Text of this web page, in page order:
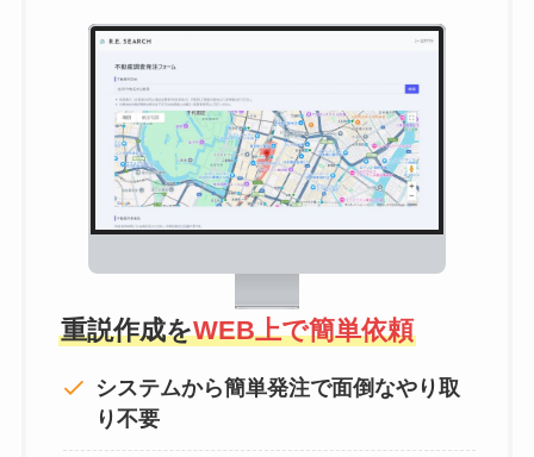
重説作成をWEB上で簡単依頼
システムから簡単発注で面倒なやり取
り不要